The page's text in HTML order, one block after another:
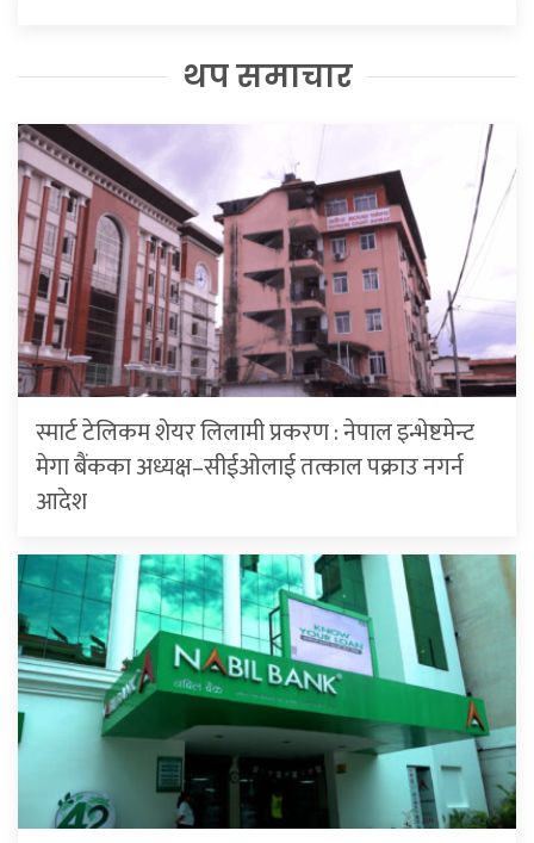
थप समाचार
स्मार्ट टेलिकम शेयर लिलामी प्रकरण : नेपाल इन्भेष्टमेन्ट
मेगा बैंकका अध्यक्ष–सीईओलाई तत्काल पक्राउ नगर्न
आदेश